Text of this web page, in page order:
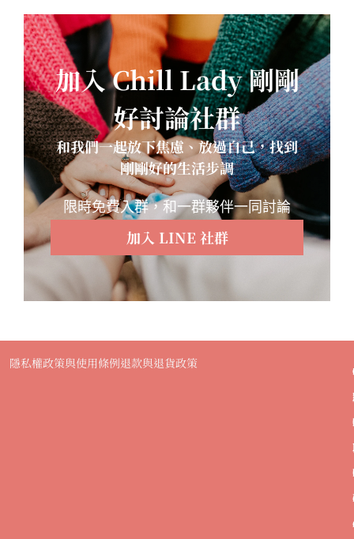
加入 Chill Lady 剛剛
好討論社群
和我們一起放下焦慮、放過自己，找到
剛剛好的生活步調
限時免費入群，和一群夥伴一同討論
加入 LINE 社群
隱私權政策與使用條例退款與退貨政策